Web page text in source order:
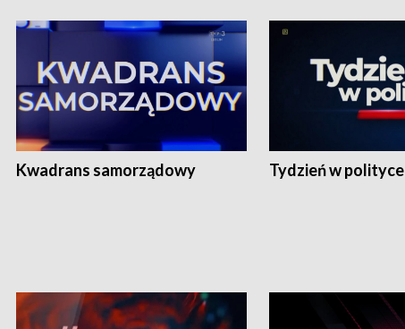
Kwadrans samorządowy Tydzień w polityce